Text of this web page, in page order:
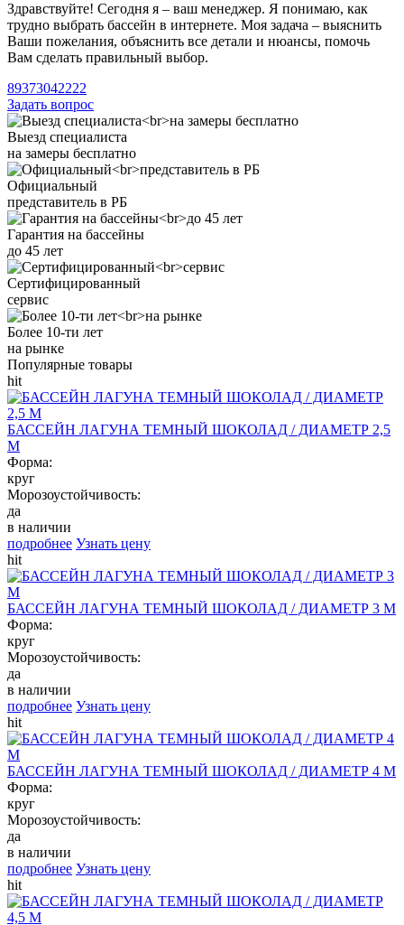
Здравствуйте! Сегодня я – ваш менеджер. Я понимаю, как
трудно выбрать бассейн в интернете. Моя задача – выяснить
Ваши пожелания, объяснить все детали и нюансы, помочь
Вам сделать правильный выбор.
89373042222
Задать вопрос
Выезд специалиста
на замеры бесплатно
Официальный
представитель в РБ
Гарантия на бассейны
до 45 лет
Сертифицированный
сервис
Более 10-ти лет
на рынке
Популярные товары
hit
БАССЕЙН ЛАГУНА ТЕМНЫЙ ШОКОЛАД / ДИАМЕТР 2,5
М
Форма:
круг
Морозоустойчивость:
да
в наличии
подробнее Узнать цену
hit
БАССЕЙН ЛАГУНА ТЕМНЫЙ ШОКОЛАД / ДИАМЕТР 3 М
Форма:
круг
Морозоустойчивость:
да
в наличии
подробнее Узнать цену
hit
БАССЕЙН ЛАГУНА ТЕМНЫЙ ШОКОЛАД / ДИАМЕТР 4 М
Форма:
круг
Морозоустойчивость:
да
в наличии
подробнее Узнать цену
hit